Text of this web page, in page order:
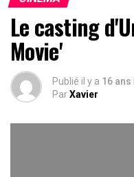
Le casting
Movie'
Publié il y a 16 ans
ParXavier